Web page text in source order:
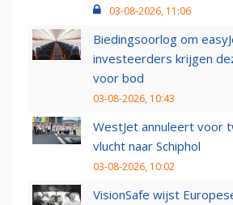
03-08-2026, 11:06
Biedingsoorlog om
investeerders krijgen
voor bod
03-08-2026, 10:43
WestJet annuleert voor
vlucht naar Schiphol
03-08-2026, 10:02
VisionSafe wijst